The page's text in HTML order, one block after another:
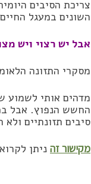
השונים במעגל
אבל יש רצוי ויש
מסקרי התזונה
מדהים אותי לשמוע
החשש הנפוץ. אבל
סיבים תזונתיים ולא
מקישור זה ניתן